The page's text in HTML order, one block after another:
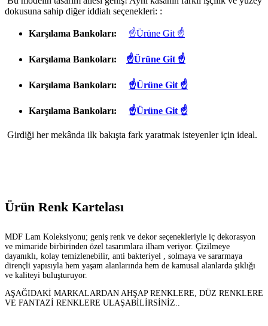
dokusuna sahip diğer iddialı seçenekleri: :
Karşılama Bankoları: ☝Ürüne Git ☝
Karşılama Bankoları: ☝Ürüne Git ☝
Karşılama Bankoları: ☝Ürüne Git ☝
Karşılama Bankoları: ☝Ürüne Git ☝
Girdiği her mekânda ilk bakışta fark yaratmak isteyenler için ideal.
Ürün Renk Kartelası
MDF Lam Koleksiyonu; geniş renk ve dekor seçenekleriyle iç dekorasyon
ve mimaride birbirinden özel tasarımlara ilham veriyor. Çizilmeye
dayanıklı, kolay temizlenebilir, anti bakteriyel , solmaya ve sararmaya
dirençli yapısıyla hem yaşam alanlarında hem de kamusal alanlarda şıklığı
ve kaliteyi buluşturuyor.
AŞAĞIDAKİ MARKALARDAN AHŞAP RENKLERE, DÜZ RENKLERE
VE FANTAZİ RENKLERE ULAŞABİLİRSİNİZ..